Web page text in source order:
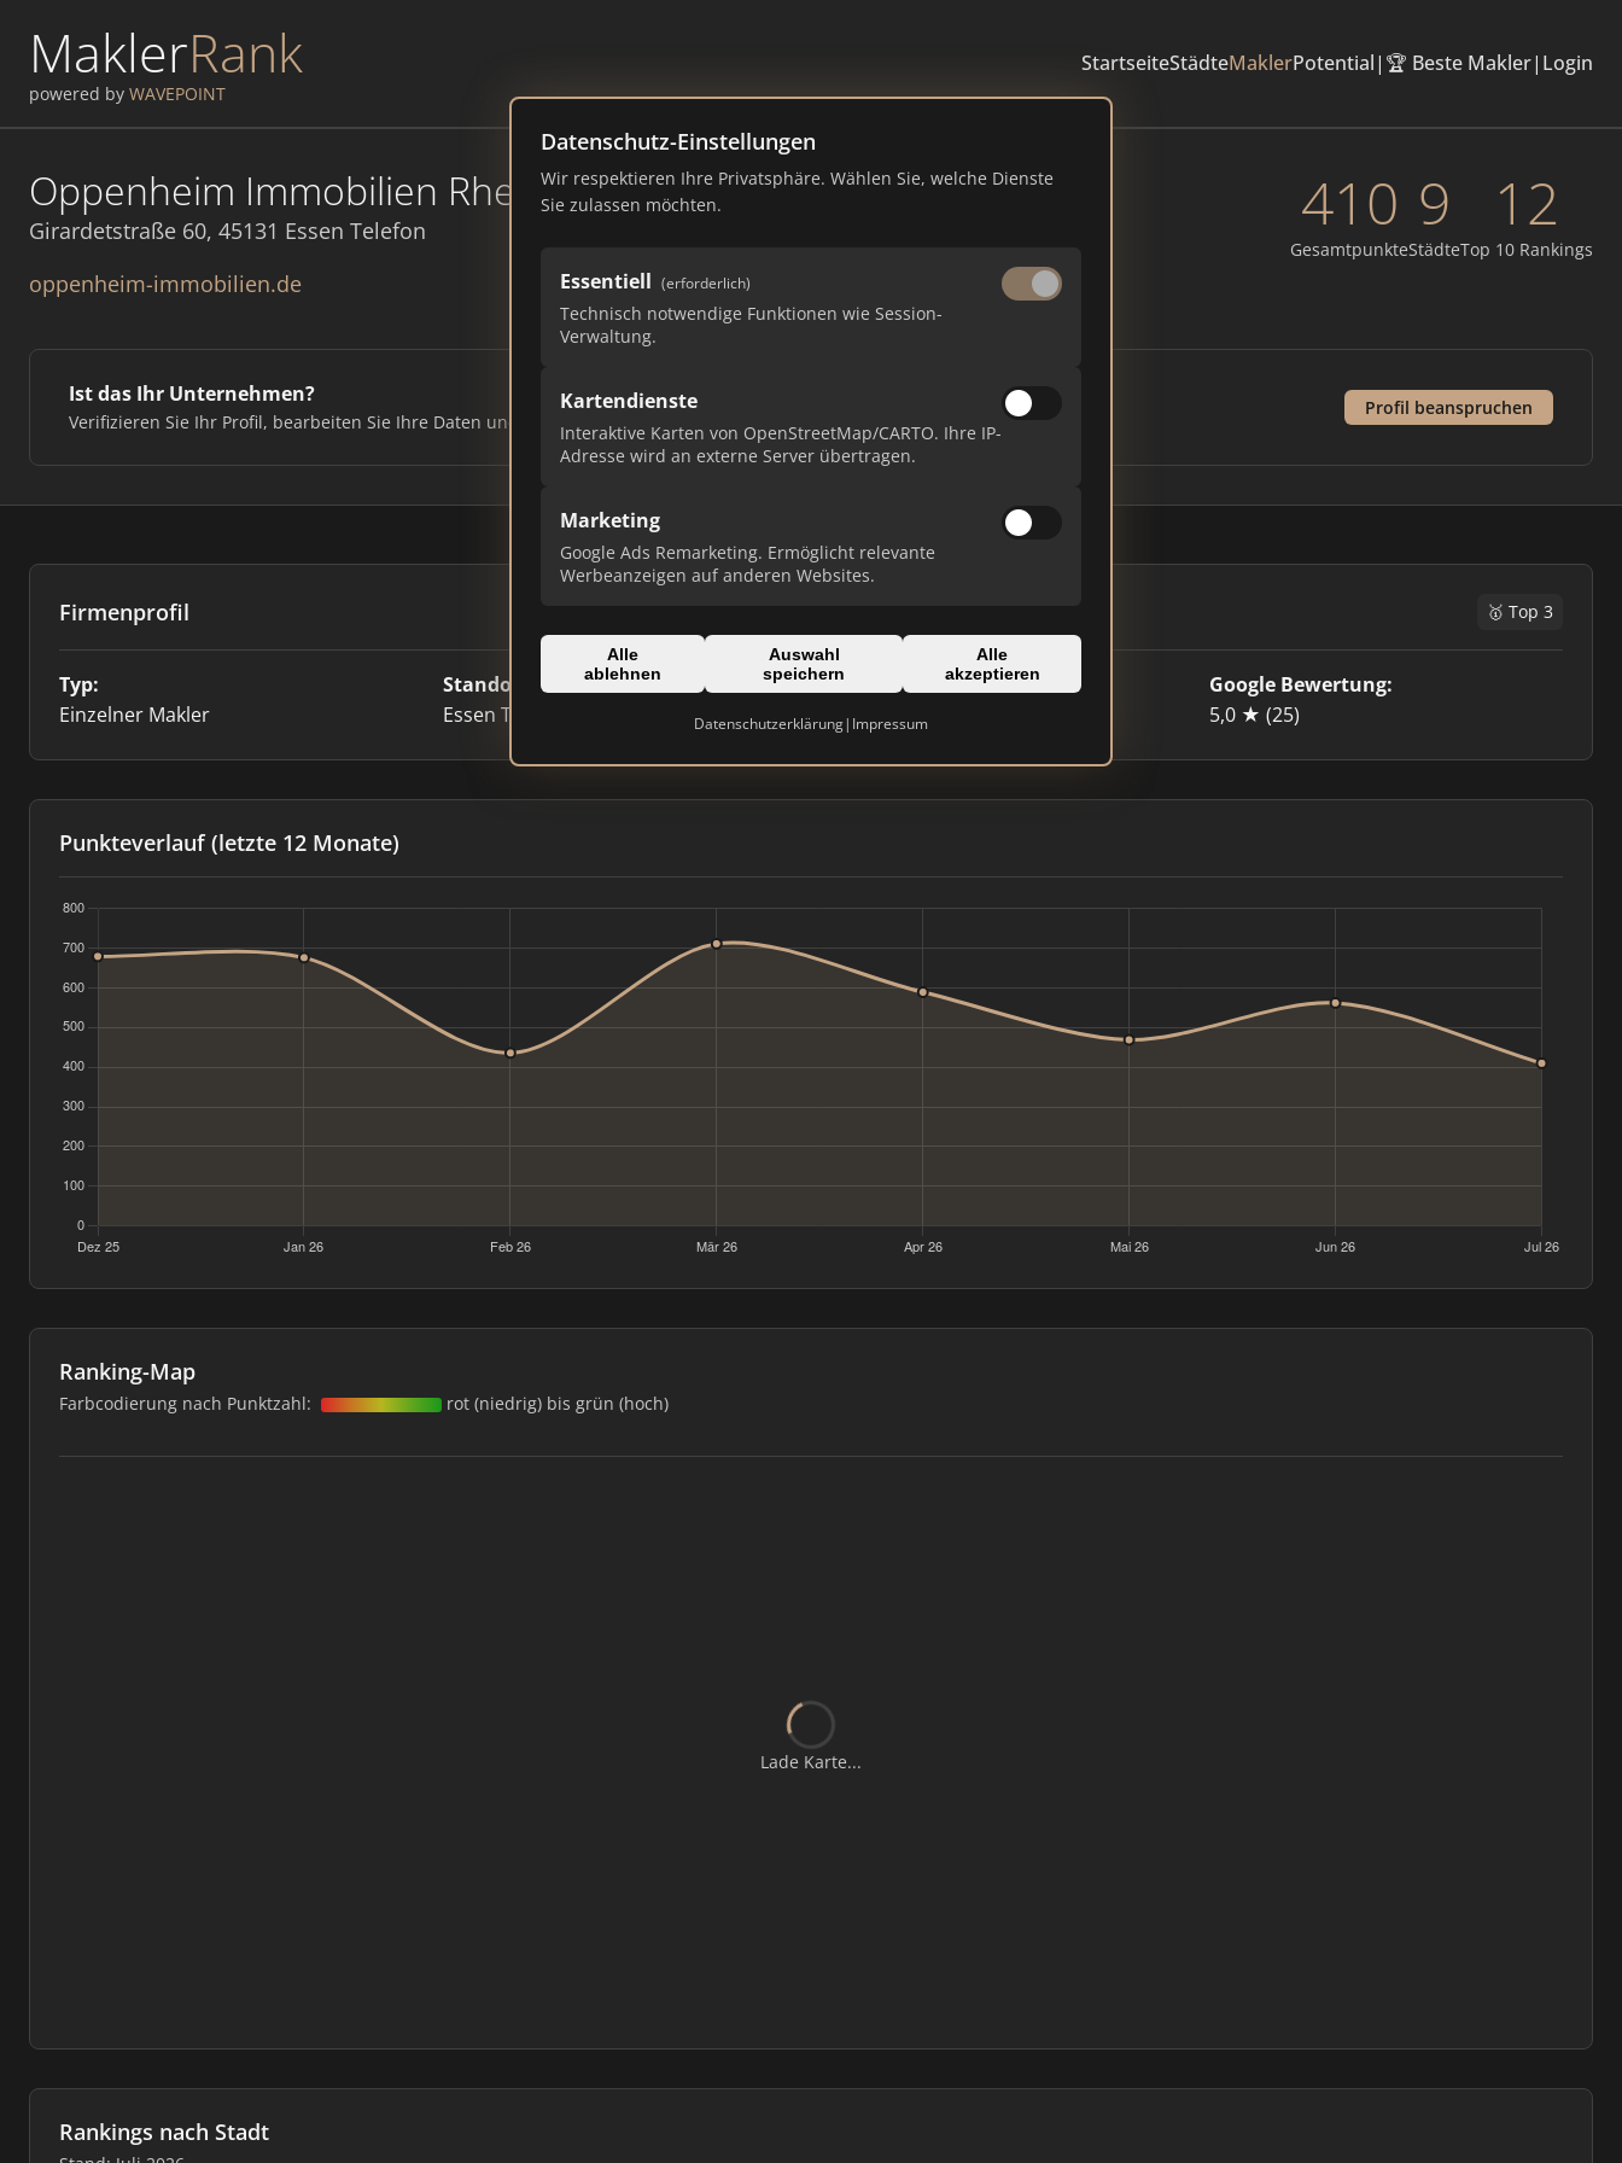
MaklerRank
powered by WAVEPOINT
StartseiteStädteMaklerPotential| 🏆 Beste Makler| Login
Datenschutz-Einstellungen
Wir respektieren Ihre Privatsphäre. Wählen Sie, welche Dienste
Sie zulassen möchten.
Essentiell (erforderlich)
Technisch notwendige Funktionen wie Session-
Verwaltung.
Kartendienste
Interaktive Karten von OpenStreetMap/CARTO. Ihre IP-
Adresse wird an externe Server übertragen.
Marketing
Google Ads Remarketing. Ermöglicht relevante
Werbeanzeigen auf anderen Websites.
Alle
ablehnen
Auswahl
speichern
Alle
akzeptieren
Datenschutzerklärung| Impressum
Oppenheim Immobilien Rhein-Ruhr GmbH
Girardetstraße 60, 45131 Essen Telefon
oppenheim-immobilien.de
410
Gesamtpunkte
9
Städte
12
Top 10 Rankings
Ist das Ihr Unternehmen?
Verifizieren Sie Ihr Profil, bearbeiten Sie Ihre Daten und erhalten Sie monatliche Ranking-Updates.
Profil beanspruchen
Firmenprofil 🥇 Top 3
Typ:
Einzelner Makler
Standort:
Essen Telefon
Domain:
oppenheim-immobilien.de
Google Bewertung:
5,0 ★ (25)
Punkteverlauf (letzte 12 Monate)
Ranking-Map
Farbcodierung nach Punktzahl: rot (niedrig) bis grün (hoch)
Lade Karte...
Rankings nach Stadt